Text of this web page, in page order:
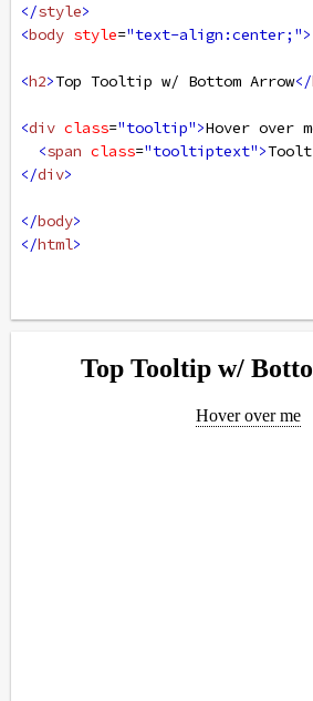
</style>
<body style="text-align:center;">
<h2>Top Tooltip w/ Bottom Arrow</
<div class="tooltip">Hover over
<span class="tooltiptext">
</div>
</body>
</html>